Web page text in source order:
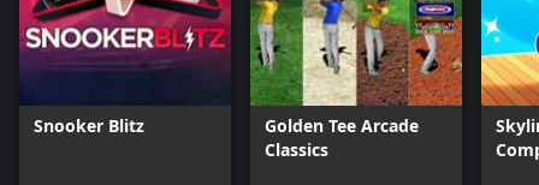
Snooker Blitz
Golden Tee Arcade
Classics